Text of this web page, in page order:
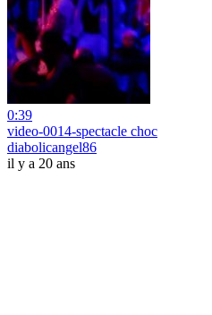
0:39
video-0014-spectacle choc
diabolicangel86
il y a 20 ans